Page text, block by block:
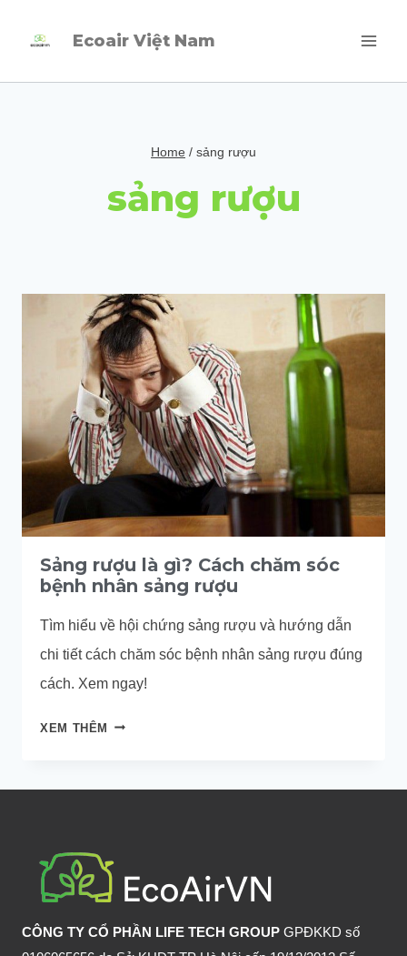
Ecoair Việt Nam
Home / sảng rượu
sảng rượu
Sảng rượu là gì? Cách chăm sóc
bệnh nhân sảng rượu
Tìm hiểu về hội chứng sảng rượu và hướng dẫn
chi tiết cách chăm sóc bệnh nhân sảng rượu đúng
cách. Xem ngay!
XEM THÊM SẢNG
GÌ?
SÓC
BỆNH
NHÂN
SẢNG
RƯỢU
CÔNG TY CỔ PHẦN LIFE TECH GROUP GPĐKKD số